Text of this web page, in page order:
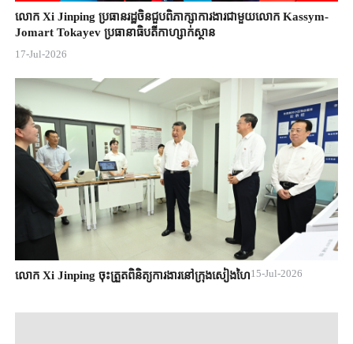
លោក Xi Jinping ប្រធានរដ្ឋចិន​ជួបពិភាក្សា​ការងារជាមួយ​លោក Kassym-
Jomart ​Tokayev ​ប្រធានាធិបតី​កាហ្សាក់ស្ថាន​
17-Jul-2026
លោក Xi Jinping ចុះត្រួតពិនិត្យការងារនៅក្រុងសៀងហៃ15-Jul-2026